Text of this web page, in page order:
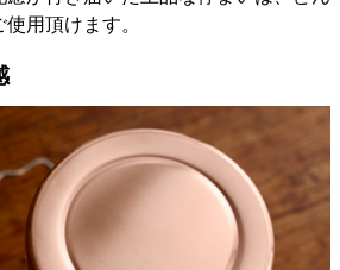
用頂けます。